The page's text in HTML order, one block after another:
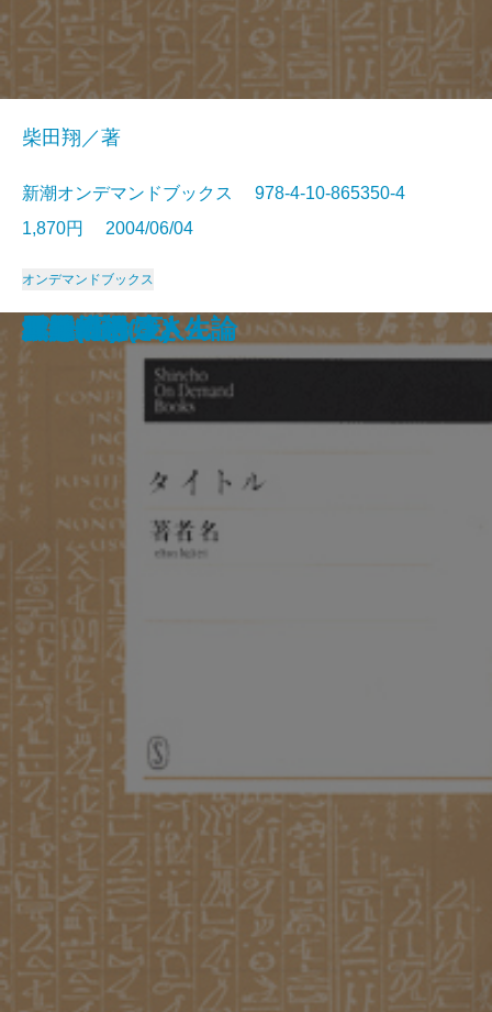
大変だァ
千人斬り
あだし野
千輪の華
旗本退屈男
雪之丞変化(上)
雪之丞変化(下)
国定忠治
青の魔性
立ち盡す明日
柴田翔／著
新潮オンデマンドブックス 978-4-10-865350-4
1,870円 2004/06/04
オンデマンドブックス
結婚式
パットお嬢さん
愛をめぐる人生論
玉椿物語(上)
玉椿物語(下)
巨人の磯
女体幻想
春朧(上)
春朧(下)
無罪